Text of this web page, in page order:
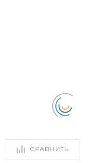
СРАВНИТЬ